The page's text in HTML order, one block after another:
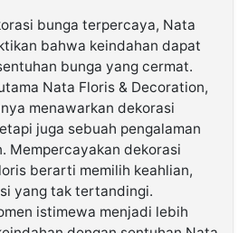
bunga terpercaya, Nata
bahwa keindahan dapat
bunga yang cermat.
Nata Floris & Decoration,
menawarkan dekorasi
juga sebuah pengalaman
Mempercayakan dekorasi
berarti memilih keahlian,
yang tak tertandingi.
istimewa menjadi lebih